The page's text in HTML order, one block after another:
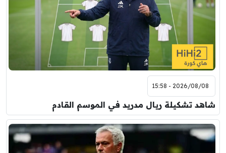
2026/08/08 - 15:58
شاهد تشكيلة ريال مدريد في الموسم القادم